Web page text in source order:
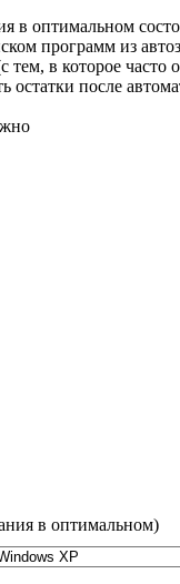
в оптимальном
программ из
в которое часто
после
в оптимальном)